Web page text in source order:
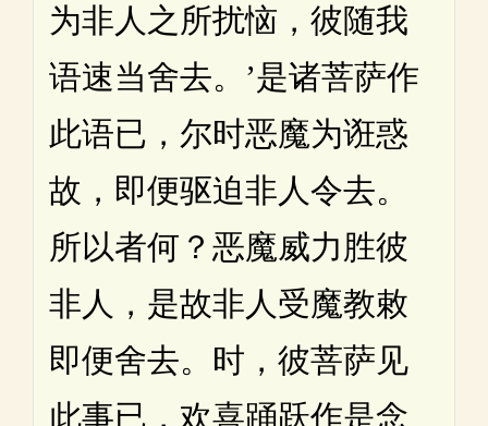
为非人之所扰恼，彼随我
语速当舍去。’是诸菩萨作
此语已，尔时恶魔为诳惑
故，即便驱迫非人令去。
所以者何？恶魔威力胜彼
非人，是故非人受魔教敕
即便舍去。时，彼菩萨见
此事已，欢喜踊跃作是念